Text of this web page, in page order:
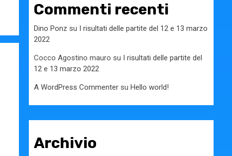
Commenti recenti
Dino Ponz su I risultati delle partite del 12 e 13 marzo
2022
Cocco Agostino mauro su I risultati delle partite del
12 e 13 marzo 2022
A WordPress Commenter su Hello world!
Archivio